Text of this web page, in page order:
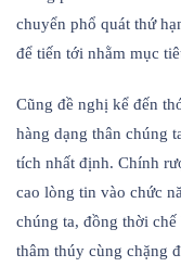
chuyển phổ quát thứ
để tiến tới nhằm mục
Cũng đề nghị kể đến
hàng dạng thân chúng
tích nhất định. Chính
cao lòng tin vào chức
chúng ta, đồng thời
thâm thúy cùng chặng